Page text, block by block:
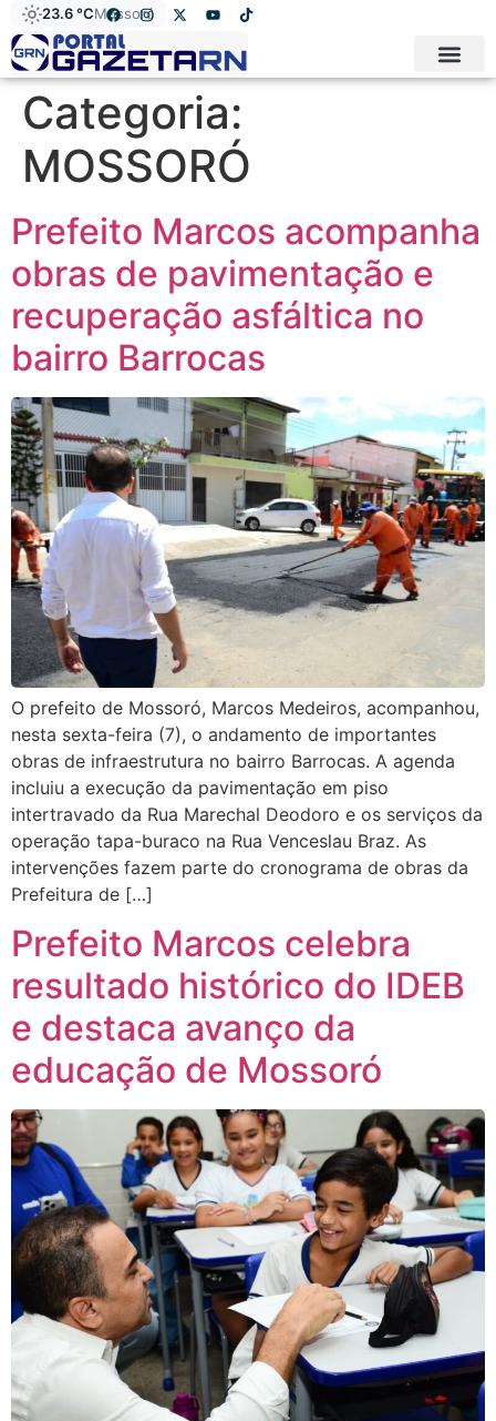
23.6 °CMossoró
Categoria:
MOSSORÓ
Prefeito Marcos acompanha
obras de pavimentação e
recuperação asfáltica no
bairro Barrocas
O prefeito de Mossoró, Marcos Medeiros, acompanhou,
nesta sexta-feira (7), o andamento de importantes
obras de infraestrutura no bairro Barrocas. A agenda
incluiu a execução da pavimentação em piso
intertravado da Rua Marechal Deodoro e os serviços da
operação tapa-buraco na Rua Venceslau Braz. As
intervenções fazem parte do cronograma de obras da
Prefeitura de […]
Prefeito Marcos celebra
resultado histórico do IDEB
e destaca avanço da
educação de Mossoró